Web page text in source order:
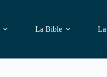
La Bible La